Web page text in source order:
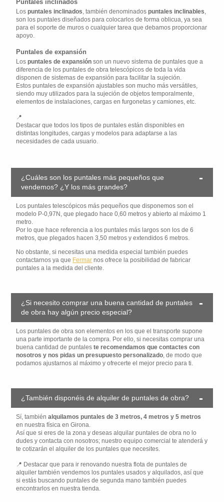
Puntales inclinados
Lospuntales inclinados, también denominadospuntales inclinables,
son los puntales diseñados para colocarlos de forma oblicua, ya sea
para el soporte de muros o cualquier tarea que debamos proporcionar
apoyo.
Puntales de expansión
Lospuntales de expansión son un nuevo sistema de puntales que a
diferencia de los puntales de obra telescópicos de toda la vida
disponen de sistemas de expansión para facilitar la sujeción.
Estos puntales de expansión ajustables son mucho más versátiles,
siendo muy utilizados para la sujeción de objetos temporalmente,
elementos de instalaciones, cargas en furgonetas y camiones, etc.
Destacar que todos los tipos de puntales están disponibles en
distintas longitudes, cargas y modelos para adaptarse a las
necesidades de cada usuario.
¿Cuáles son los puntales más pequeños que
vendemos? ¿Y los más grandes?
Los puntales telescópicos más pequeños que disponemos son el
modelo P-0,97N, que plegado hace 0,60 metros y abierto al máximo 1
metro.
Por lo que hace referencia a los puntales más largos son los de 6
metros, que plegados hacen 3,50 metros y extendidos 6 metros.
No obstante, si necesitas una medida especial también puedes
contactarnos ya que Fermar nos ofrece la posibilidad de fabricar
puntales a la medida del cliente.
¿Si necesito comprar una buena cantidad de puntales
de obra hay algún precio especial?
Los puntales de obra son elementos en los que el transporte supone
una parte importante de la compra. Por ello, si necesitas comprar una
buena cantidad de puntaleste recomendamos que contactes con
nosotros y nos pidas un presupuesto personalizado, de modo que
podamos ajustarnos al máximo y ofrecerte el mejor precio para ti.
¿También disponéis de alquiler de puntales de obra?
Sí, tambiénalquilamos puntales de 3 metros, 4 metros y 5 metros
en nuestra física en Girona.
Así que si eres de la zona y deseas alquilar puntales de obra no lo
dudes y contacta con nosotros; nuestro equipo comercial te atenderá y
te cotizarán el alquiler de los puntales que necesites.
Destacar que para ir renovando nuestra flota de puntales de
alquiler también vendemos los puntales usados y alquilados, así que
si estás buscando puntales de segunda mano también puedes
encontrarlos en nuestra tienda.